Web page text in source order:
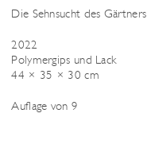
Die Sehnsucht des Gärtners
2022
Polymergips und Lack
44 × 35 × 30 cm
Auflage von 9